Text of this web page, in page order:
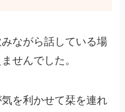
ながら話している場
せんでした。
を利かせて栞を連れ